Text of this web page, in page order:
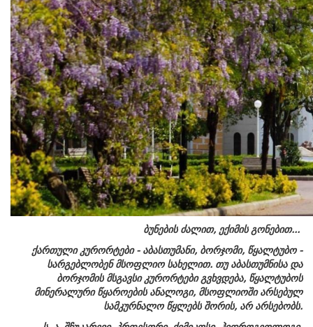
ბუნების ძალით, ექიმის გონებით...
ქართული კურორტები - აბასთუმანი, ბორჯომი, წყალტუბო -
სარგებლობენ მსოფლიო სახელით. თუ აბასთუმნისა და
ბორჯომის მსგავსი კურორტები გვხვდება, წყალტუბოს
მინერალური წყაროების ანალოგი, მსოფლიოში არსებულ
სამკურნალო წყლებს შორის, არ არსებობს.